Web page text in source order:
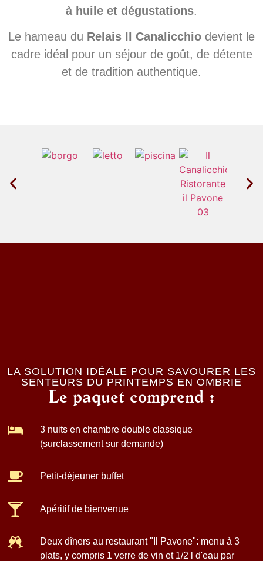
à huile et dégustations.
Le hameau du Relais Il Canalicchio devient le
cadre idéal pour un séjour de goût, de détente
et de tradition authentique.
LA SOLUTION IDÉALE POUR SAVOURER LES
SENTEURS DU PRINTEMPS EN OMBRIE
Le paquet comprend :
3 nuits en chambre double classique
(surclassement sur demande)
Petit-déjeunerbuffet
Apéritifde bienvenue
Deux dîners au restaurant "Il Pavone": menu à 3
plats, y compris 1 verre de vin et 1/2 l d'eau par